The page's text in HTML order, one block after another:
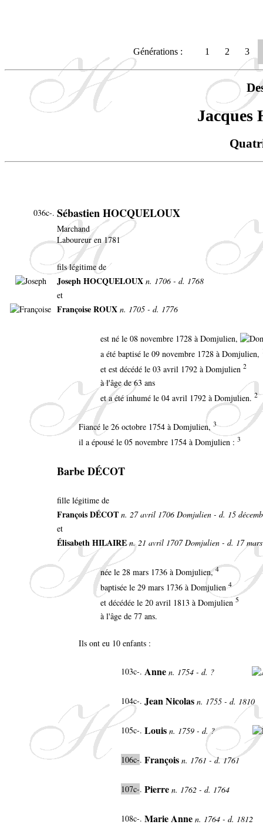
Générations : 1 2 3
Jacques
036c-. Sébastien HOCQUELOUX
Marchand
Laboureur en 1781
fils légitime de
Joseph HOCQUELOUX n. 1706 - d. 1768
et
Françoise ROUX n. 1705 - d. 1776
est né le 08 novembre 1728 à Domjulien,
a été baptisé le 09 novembre 1728 à Domjulien,
et est décédé le 03 avril 1792 à Domjulien 2
à l'âge de 63 ans
et a été inhumé le 04 avril 1792 à Domjulien. 2
Fiancé le 26 octobre 1754 à Domjulien, 3
il a épousé le 05 novembre 1754 à Domjulien : 3
Barbe DÉCOT
fille légitime de
François DÉCOT n. 27 avril 1706 Domjulien - d. 15
et
Élisabeth HILAIREn. 21 avril 1707 Domjulien - d. 17
née le 28 mars 1736 à Domjulien,4
baptisée le 29 mars 1736 à Domjulien4
et décédée le 20 avril 1813 à Domjulien 5
à l'âge de 77 ans.
Ils ont eu 10 enfants :
103c-. Anne n. 1754 - d. ?
104c-. Jean Nicolas n. 1755 - d. 1810
105c-. Louis n. 1759 - d. ?
106c-. François n. 1761 - d. 1761
107c-. Pierre n. 1762 - d. 1764
108c-. Marie Anne n. 1764 - d. 1812